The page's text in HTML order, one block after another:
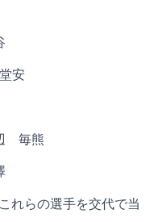
安
毎熊
れらの選手を交代で当